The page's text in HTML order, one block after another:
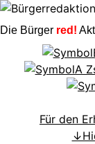
Die Bürger red!
Für den